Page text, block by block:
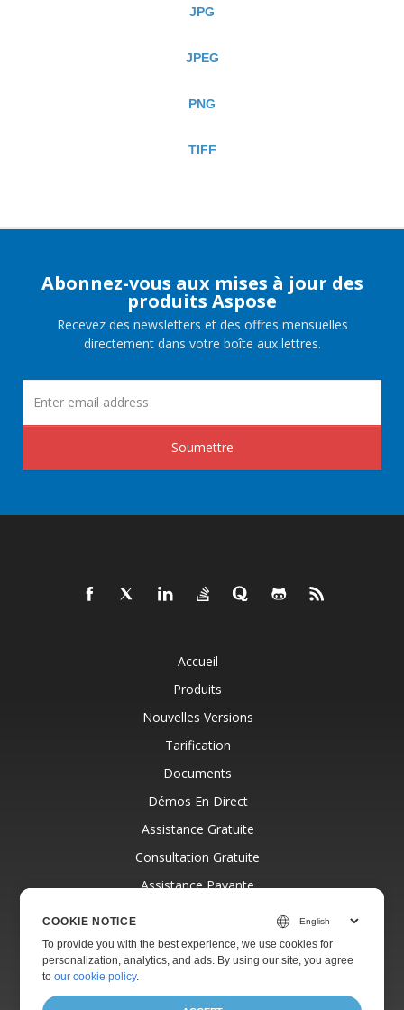
JPG
JPEG
PNG
TIFF
Abonnez-vous aux mises à jour des
produits Aspose
Recevez des newsletters et des offres mensuelles
directement dans votre boîte aux lettres.
Soumettre
Accueil
Produits
Nouvelles Versions
Tarification
Documents
Démos En Direct
Assistance Gratuite
Consultation Gratuite
Assistance Payante
Sites Web
À Propos
COOKIE NOTICE
To provide you with the best experience, we use cookies for
personalization, analytics, and ads. By using our site, you agree
toour cookie policy.